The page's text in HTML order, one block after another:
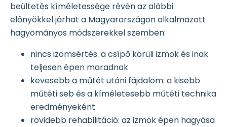
beültetés kíméletessége révén az alábbi
előnyökkel járhat a Magyarországon alkalmazott
hagyományos módszerekkel szemben:
nincs izomsértés: a csípő körüli izmok és inak
teljesen épen maradnak
kevesebb a műtét utáni fájdalom: a kisebb
műtéti seb és a kíméletesebb műtéti technika
eredményeként
rövidebb rehabilitáció: az izmok épen hagyása